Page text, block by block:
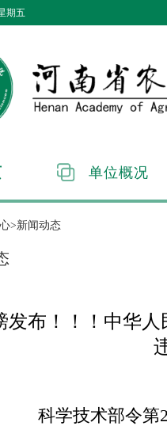
期五
单位概况
>新闻动态
发布！！！中华
科学技术部令第